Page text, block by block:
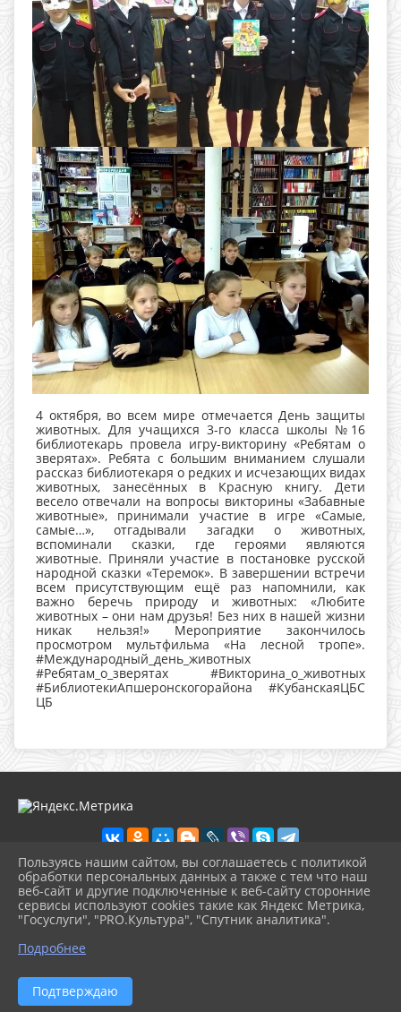
4 октября, во всем мире отмечается День защиты
животных. Для учащихся 3-го класса школы №16
библиотекарь провела игру-викторину «Ребятам о
зверятах». Ребята с большим вниманием слушали
рассказ библиотекаря о редких и исчезающих видах
животных, занесённых в Красную книгу. Дети
весело отвечали на вопросы викторины «Забавные
животные», принимали участие в игре «Самые,
самые…», отгадывали загадки о животных,
вспоминали сказки, где героями являются
животные. Приняли участие в постановке русской
народной сказки «Теремок». В завершении встречи
всем присутствующим ещё раз напомнили, как
важно беречь природу и животных: «Любите
животных – они нам друзья! Без них в нашей жизни
никак нельзя!» Мероприятие закончилось
просмотром мультфильма «На лесной тропе».
#Международный_день_животных
#Ребятам_о_зверятах #Викторина_о_животных
#БиблиотекиАпшеронскогорайона #КубанскаяЦБС
ЦБ
2026 г. cbskuban.apskult.ru
Вход
Карта сайта
Политика обработки персональных данных
Сделано на KubCMS
Разработка и поддержка
Пользуясь нашим сайтом, вы соглашаетесь с политикой
обработки персональных данных а также с тем что наш
веб-сайт и другие подключенные к веб-сайту сторонние
сервисы используют cookies такие как Яндекс Метрика,
"Госуслуги", "PRO.Культура", "Спутник аналитика".
Подробнее
Подтверждаю